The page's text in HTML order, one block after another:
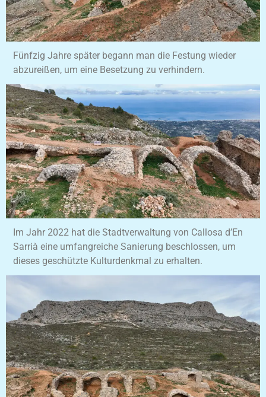
Fünfzig Jahre später begann man die Festung wieder
abzureißen, um eine Besetzung zu verhindern.
Im Jahr 2022 hat die Stadtverwaltung von Callosa d’En
Sarrià eine umfangreiche Sanierung beschlossen, um
dieses geschützte Kulturdenkmal zu erhalten.